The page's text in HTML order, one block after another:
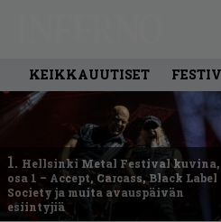
KEIKKAUUTISET
1. Hellsinki Metal Festival kuvina,
osa 1 – Accept, Carcass, Black Label
Society ja muita avauspäivän
esiintyjiä